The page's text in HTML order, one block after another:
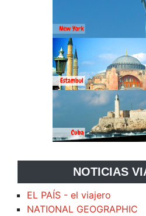
NOTICIAS
EL PAÍS - el viajero
NATIONAL GEOGRAPHIC